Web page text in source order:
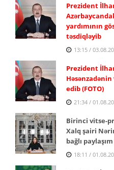
Prezident
yardımının
təsdiqləyib
13:15 /
Prezident
Həsənzadənin
edib (FOTO)
21:34 /
Birinci vitse-
Xalq şairi
bağlı
18:11 /